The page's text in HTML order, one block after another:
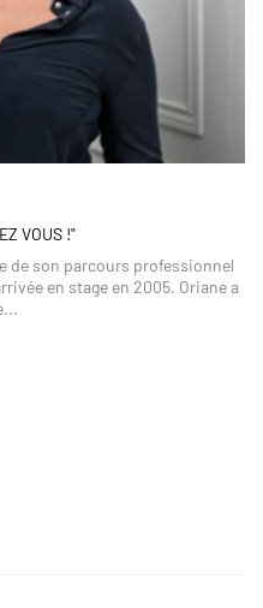
VOUS !"
de son parcours professionnel
en stage en 2005. Oriane a